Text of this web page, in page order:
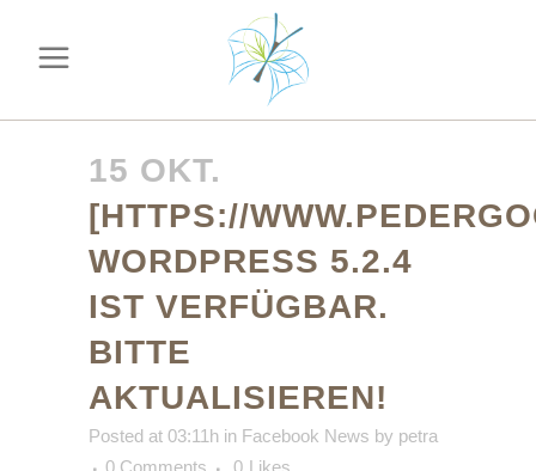
15 OKT.
[HTTPS://
WORDPRESS 5.2.4
IST VERFÜGBAR.
BITTE
AKTUALISIEREN!
Posted at 03:11h in Facebook News by petra
0 Comments
0 Likes